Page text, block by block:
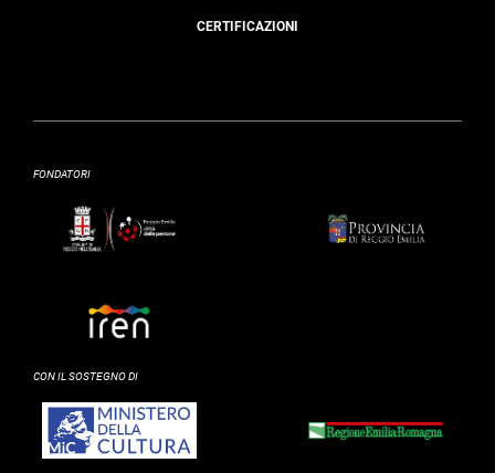
CERTIFICAZIONI
FONDATORI
CON IL SOSTEGNO DI